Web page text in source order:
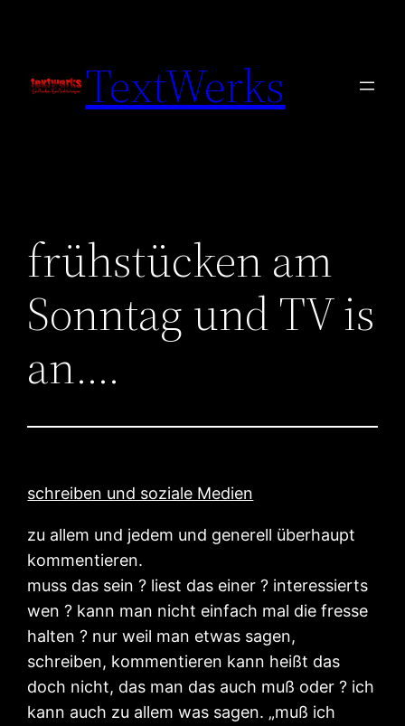
TextWerks
frühstücken am
Sonntag und TV is
an….
schreiben und soziale Medien
zu allem und jedem und generell überhaupt
kommentieren.
muss das sein ? liest das einer ? interessierts
wen ? kann man nicht einfach mal die fresse
halten ? nur weil man etwas sagen,
schreiben, kommentieren kann heißt das
doch nicht, das man das auch muß oder ? ich
kann auch zu allem was sagen. „muß ich